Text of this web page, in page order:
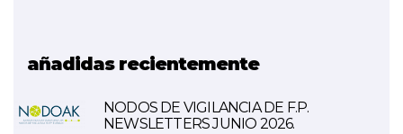
añadidas recientemente
NODOS DE VIGILANCIA DE F.P.
NEWSLETTERS JUNIO 2026.